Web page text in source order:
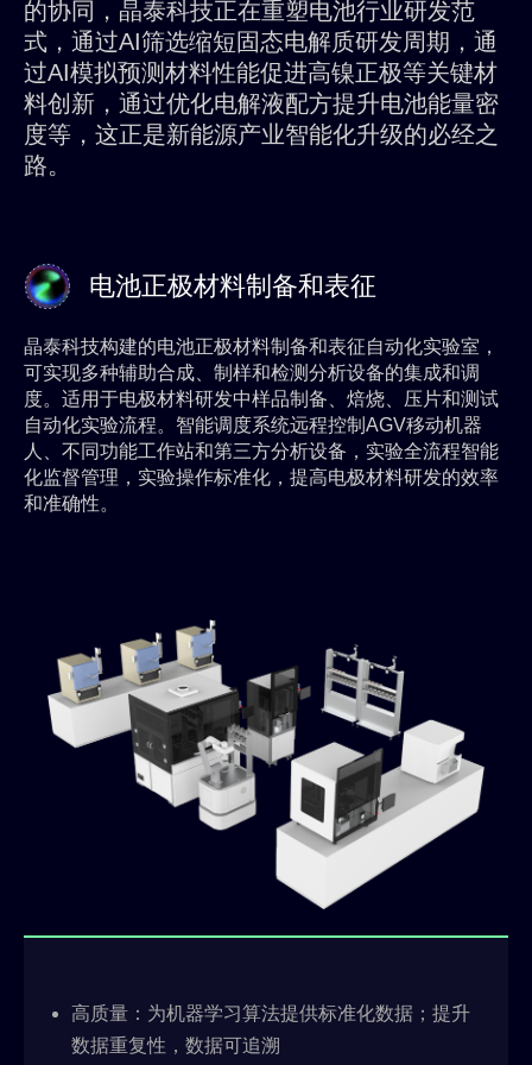
的协同，晶泰科技正在重塑电池行业研发范
式，通过AI筛选缩短固态电解质研发周期，通
过AI模拟预测材料性能促进高镍正极等关键材
料创新，通过优化电解液配方提升电池能量密
度等，这正是新能源产业智能化升级的必经之
路。
电池正极材料制备和表征
晶泰科技构建的电池正极材料制备和表征自动化实验室，
可实现多种辅助合成、制样和检测分析设备的集成和调
度。适用于电极材料研发中样品制备、焙烧、压片和测试
自动化实验流程。智能调度系统远程控制AGV移动机器
人、不同功能工作站和第三方分析设备，实验全流程智能
化监督管理，实验操作标准化，提高电极材料研发的效率
和准确性。
高质量：为机器学习算法提供标准化数据；提升
数据重复性，数据可追溯